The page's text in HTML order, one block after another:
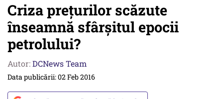
Criza prețurilor scăzute
înseamnă sfârșitul epocii
petrolului?
Autor:DCNews Team
Data publicării: 02 Feb 2016